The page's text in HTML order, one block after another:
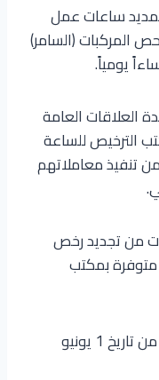
ساعات عمل
المركبات (السامر)
يومياً.
العلاقات العامة
الترخيص للساعة
تنفيذ معاملاتهم
من تجديد رخص
متوفرة بمكتب
وأضاف عرفات أن العمل بالقرار يبدأ من تاريخ 1 يونيو